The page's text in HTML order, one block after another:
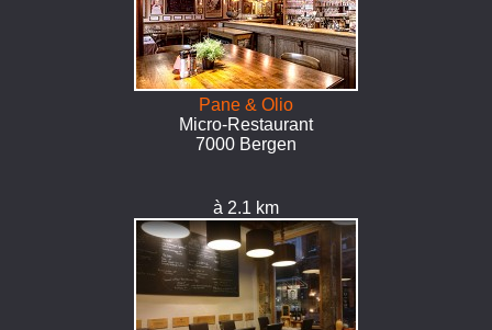
Pane & Olio
Micro-Restaurant
7000 Bergen
à 2.1 km